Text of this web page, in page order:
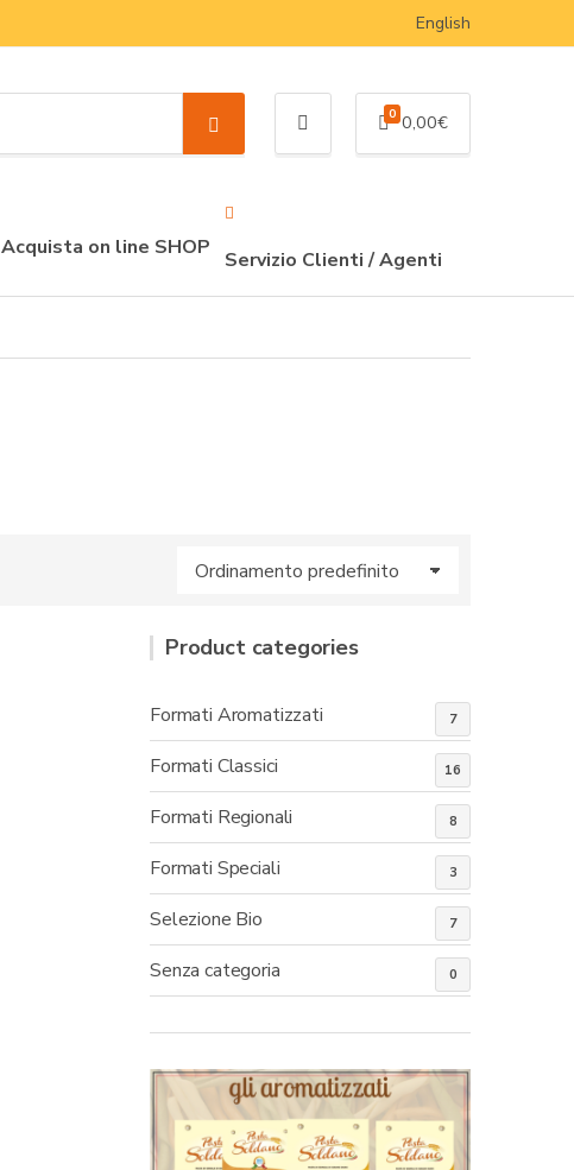
English
S
e
0 0,00€
Acquista on line SHOP Servizio Clienti / Agenti
Product categories
Formati Aromatizzati 7
Formati Classici 16
Formati Regionali 8
Formati Speciali 3
Selezione Bio 7
Senza categoria 0